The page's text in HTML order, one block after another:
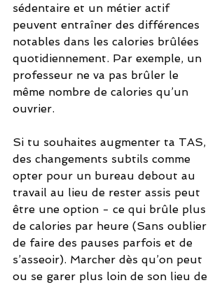
sédentaire et un métier actif
peuvent entraîner des différences
notables dans les calories brûlées
quotidiennement. Par exemple, un
professeur ne va pas brûler le
même nombre de calories qu’un
ouvrier.
Si tu souhaites augmenter ta TAS,
des changements subtils comme
opter pour un bureau debout au
travail au lieu de rester assis peut
être une option - ce qui brûle plus
de calories par heure (Sans oublier
de faire des pauses parfois et de
s’asseoir). Marcher dès qu’on peut
ou se garer plus loin de son lieu de